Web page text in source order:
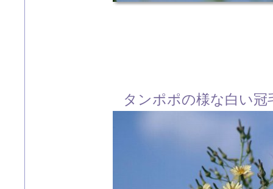
タンポポの様な白い冠